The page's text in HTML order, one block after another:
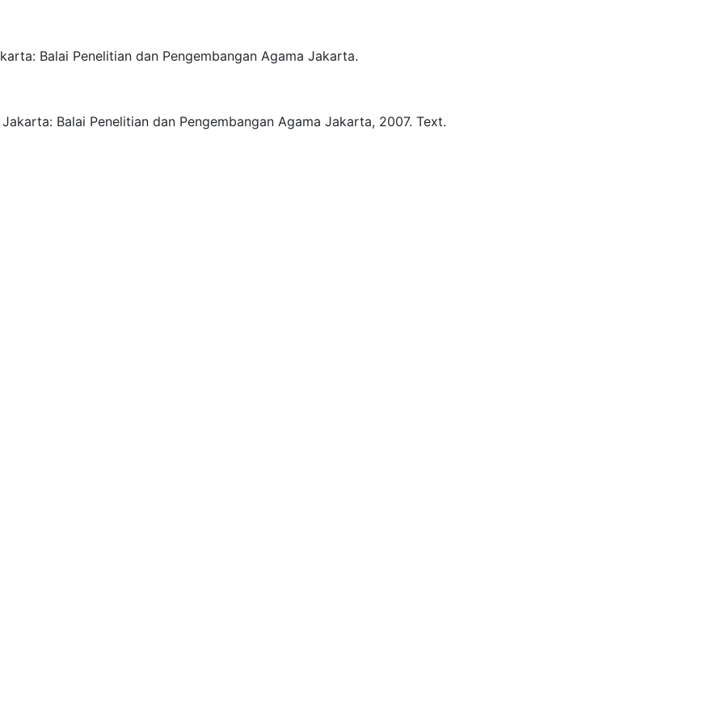
Balai Penelitian dan Pengembangan Agama Jakarta.
Jakarta: Balai Penelitian dan Pengembangan Agama Jakarta, 2007. Text.